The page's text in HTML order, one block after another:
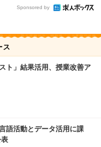
Sponsored by
ス
ト」結果活用、授業改善ア
語活動とデータ活用に課